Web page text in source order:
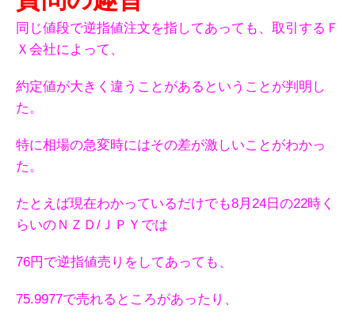
同じ値段で逆指値注文を指してあっても、取引するＦ
Ｘ会社によって、
約定値が大きく違うことがあるということが判明し
た。
特に相場の急変時にはその差が激しいことがわかっ
た。
たとえば現在わかっているだけでも8月24日の22時く
らいのＮＺＤ/ＪＰＹでは
76円で逆指値売りをしてあっても、
75.9977で売れるところがあったり、